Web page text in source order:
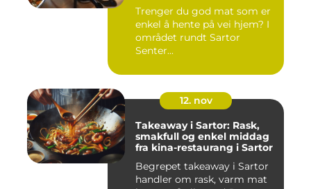
Trenger du god mat som er
enkel å hente på vei hjem? I
området rundt Sartor
Senter...
12. nov
Takeaway i Sartor: Rask,
smakfull og enkel middag
fra kina-restaurang i Sartor
Begrepet takeaway i Sartor
handler om rask, varm mat